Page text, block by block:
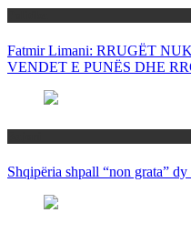
Fatmir Limani: RRUGËT
VENDET E PUNËS DHE
Shqipëria shpall “non grata”